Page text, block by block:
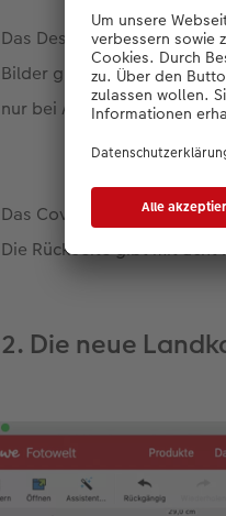
Das Design geht dieses
Bilder große
nur bei Ausnahmen mehr
Das Cover wird mit nur
Die Rückseite gibt mit acht
2. Die neue